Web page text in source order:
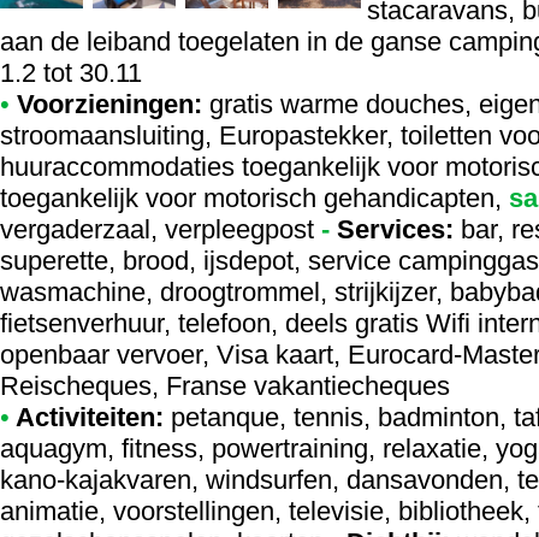
stacaravans,
aan de leiband toegelaten in de ganse
1.2 tot 30.11
• Voorzieningen: gratis warme douches,
stroomaansluiting, Europastekker, toiletten
huuraccommodaties toegankelijk voor
toegankelijk voor motorisch gehandicapten,
vergaderzaal, verpleegpost - Services: bar,
superette, brood, ijsdepot, service
wasmachine, droogtrommel, strijkijzer,
fietsenverhuur, telefoon, deels gratis Wifi
openbaar vervoer, Visa kaart, Eurocard-
Reischeques, Franse vakantiecheques
• Activiteiten: petanque, tennis, badminton,
aquagym, fitness, powertraining, relaxatie,
kano-kajakvaren, windsurfen, dansavonden,
animatie, voorstellingen, televisie,